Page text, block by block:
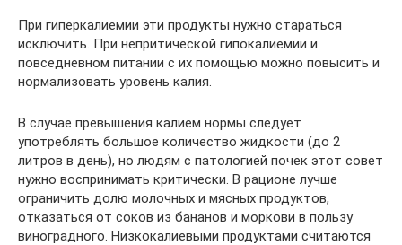
При гиперкалиемии эти продукты нужно стараться
исключить. При непритической гипокалиемии и
повседневном питании с их помощью можно повысить и
нормализовать уровень калия.
В случае превышения калием нормы следует
употреблять большое количество жидкости (до 2
литров в день), но людям с патологией почек этот совет
нужно воспринимать критически. В рационе лучше
ограничить долю молочных и мясных продуктов,
отказаться от соков из бананов и моркови в пользу
виноградного. Низкокалиевыми продуктами считаются